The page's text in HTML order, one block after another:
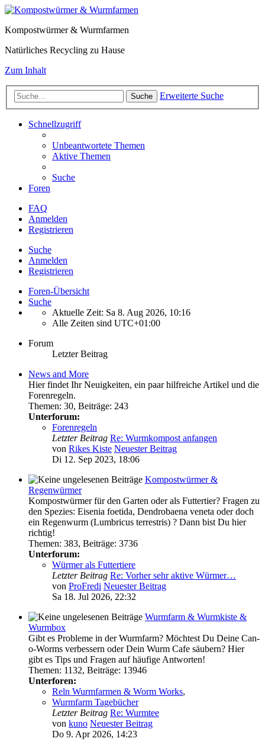
Kompostwürmer & Wurmfarmen
Natürliches Recycling zu Hause
Zum Inhalt
Suche Erweiterte Suche
Schnellzugriff
Unbeantwortete Themen
Aktive Themen
Suche
Foren
FAQ
Anmelden
Registrieren
Suche
Anmelden
Registrieren
Foren-Übersicht
Suche
Aktuelle Zeit: Sa 8. Aug 2026, 10:16
Alle Zeiten sind UTC+01:00
Forum
Letzter Beitrag
News and More
Hier findet Ihr Neuigkeiten, ein paar hilfreiche Artikel und die
Forenregeln.
Themen: 30, Beiträge: 243
Unterforum:
Forenregeln
Letzter Beitrag Re: Wurmkompost anfangen
von Rikes Kiste Neuester Beitrag
Di 12. Sep 2023, 18:06
Kompostwürmer &
Regenwürmer
Kompostwürmer für den Garten oder als Futtertier? Fragen zu
den Spezies: Eisenia foetida, Dendrobaena veneta oder doch
ein Regenwurm (Lumbricus terrestris) ? Dann bist Du hier
richtig!
Themen: 383, Beiträge: 3736
Unterforum:
Würmer als Futtertiere
Letzter Beitrag Re: Vorher sehr aktive Würmer…
von ProFredi Neuester Beitrag
Sa 18. Jul 2026, 22:32
Wurmfarm & Wurmkiste &
Wurmbox
Gibt es Probleme in der Wurmfarm? Möchtest Du Deine Can-
o-Worms verbessern oder Dein Wurm Cafe säubern? Hier
gibt es Tips und Fragen auf häufige Antworten!
Themen: 1132, Beiträge: 13946
Unterforen:
Reln Wurmfarmen & Worm Works,
Wurmfarm Tagebücher
Letzter Beitrag Re: Wurmtee
von kuno Neuester Beitrag
Do 9. Apr 2026, 14:23